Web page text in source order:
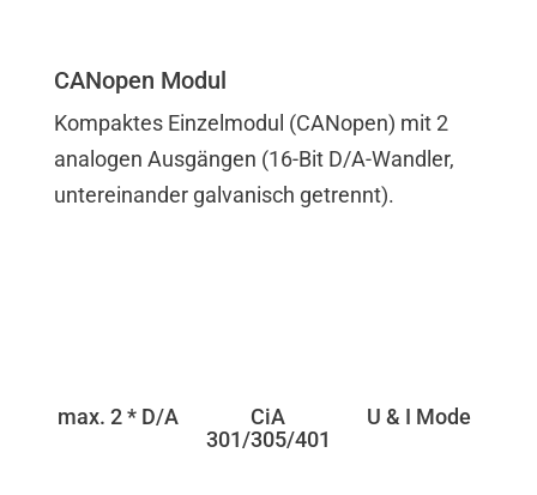
CANopen Modul
Kompaktes Einzelmodul (CANopen) mit 2
analogen Ausgängen (16-Bit D/A-Wandler,
untereinander galvanisch getrennt).
max. 2 * D/A
CiA
301/305/401
U & I Mode